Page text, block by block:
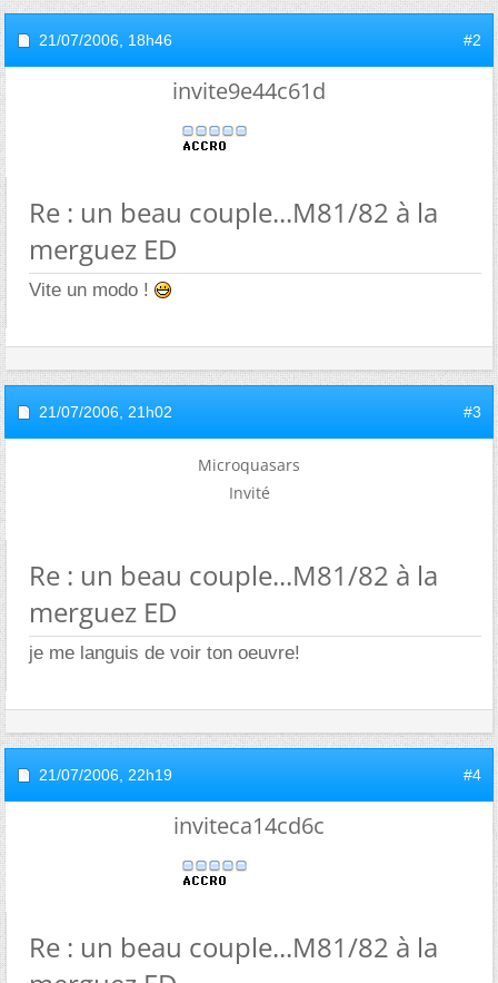
21/07/2006, 18h46 #2
invite9e44c61d
Re : un beau couple...M81/82 à la
merguez ED
Vite un modo !
21/07/2006, 21h02 #3
Microquasars
Invité
Re : un beau couple...M81/82 à la
merguez ED
je me languis de voir ton oeuvre!
21/07/2006, 22h19 #4
inviteca14cd6c
Re : un beau couple...M81/82 à la